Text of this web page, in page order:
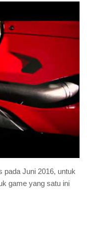
pada Juni 2016, untuk
game yang satu ini